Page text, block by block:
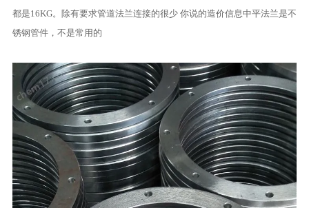
都是16KG。除有要求管道法兰连接的很少 你说的造价信息中平法兰是不
锈钢管件，不是常用的